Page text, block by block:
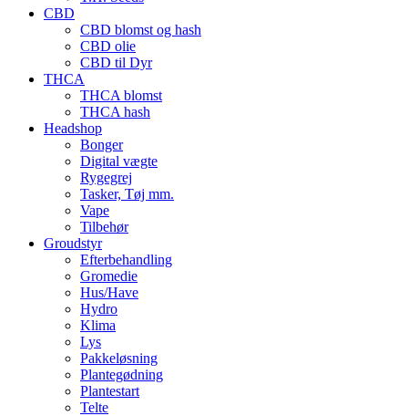
CBD
CBD blomst og hash
CBD olie
CBD til Dyr
THCA
THCA blomst
THCA hash
Headshop
Bonger
Digital vægte
Rygegrej
Tasker, Tøj mm.
Vape
Tilbehør
Groudstyr
Efterbehandling
Gromedie
Hus/Have
Hydro
Klima
Lys
Pakkeløsning
Plantegødning
Plantestart
Telte